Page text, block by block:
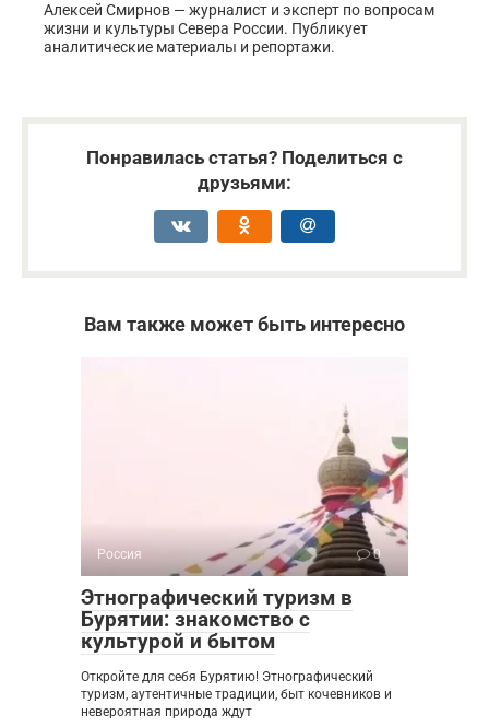
Алексей Смирнов — журналист и эксперт по вопросам
жизни и культуры Севера России. Публикует
аналитические материалы и репортажи.
Понравилась статья? Поделиться с
друзьями:
Вам также может быть интересно
Россия 0
Этнографический туризм в
Бурятии: знакомство с
культурой и бытом
Откройте для себя Бурятию! Этнографический
туризм, аутентичные традиции, быт кочевников и
невероятная природа ждут